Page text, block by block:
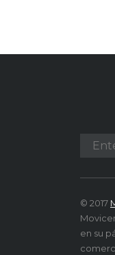
© 2017
en su